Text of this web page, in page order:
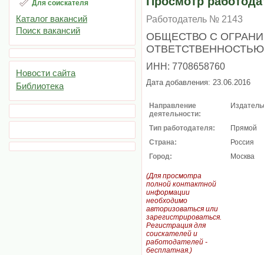
Для соискателя
Каталог вакансий
Поиск вакансий
Новости сайта
Библиотека
Работодатель № 2143
ОБЩЕСТВО С
ИНН: 7708658760
Дата добавления: 23.06.2016
Направление
деятельности:
Тип работодателя:
Прямой
Страна:
Россия
Город:
Москва
(Для просмотра
полной контактной
информации
необходимо
авторизоваться или
зарегистрироваться.
Регистрация для
соискателей и
работодателей -
бесплатная.)